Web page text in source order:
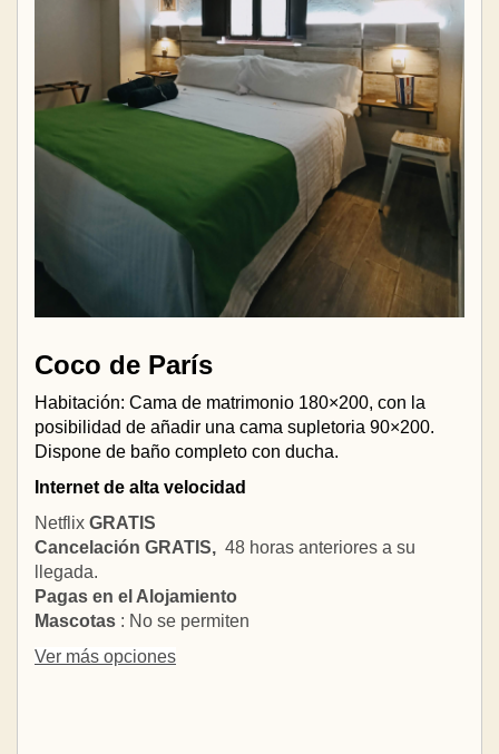
Coco de París
Habitación: Cama de matrimonio 180×200, con la
posibilidad de añadir una cama supletoria 90×200.
Dispone de baño completo con ducha.
Internet de alta velocidad
Netflix GRATIS
Cancelación GRATIS, 48 horas anteriores a su
llegada.
Pagas en el Alojamiento
Mascotas : No se permiten
Ver más opciones